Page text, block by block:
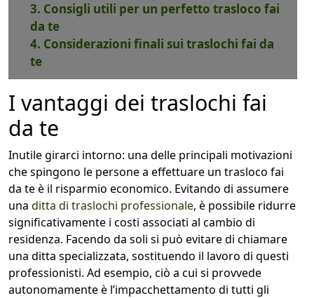
3. Consigli utili per un perfetto trasloco fai
da te
4. Considerazioni finali sui traslochi fai da
te
I vantaggi dei traslochi fai
da te
Inutile girarci intorno: una delle principali motivazioni
che spingono le persone a effettuare un trasloco fai
da te è il risparmio economico. Evitando di assumere
una ditta di traslochi professionale, è possibile ridurre
significativamente i costi associati al cambio di
residenza. Facendo da soli si può evitare di chiamare
una ditta specializzata, sostituendo il lavoro di questi
professionisti. Ad esempio, ciò a cui si provvede
autonomamente è l’impacchettamento di tutti gli